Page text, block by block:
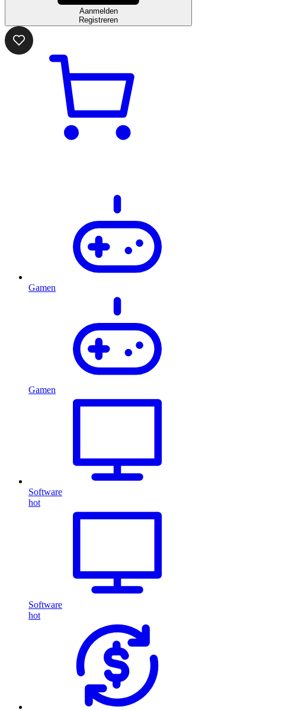
Aanmelden
Registreren
Gamen
Gamen
Software
hot
Software
hot